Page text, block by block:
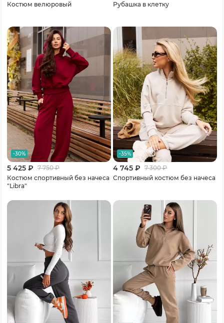
Костюм велюровый
Рубашка в клетку
-30%
5 425 ₽ 7 750₽
Костюм спортивный без начеса
"Libra"
-35%
4 745 ₽ 7 300₽
Спортивный костюм без начеса